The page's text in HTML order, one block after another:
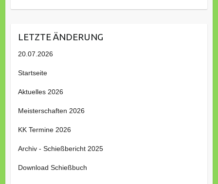
LETZTE ÄNDERUNG
20.07.2026
Startseite
Aktuelles 2026
Meisterschaften 2026
KK Termine 2026
Archiv - Schießbericht 2025
Download Schießbuch